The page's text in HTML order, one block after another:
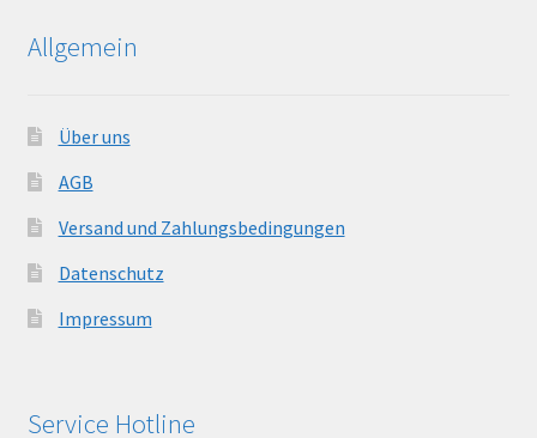
Allgemein
Über uns
AGB
Versand und Zahlungsbedingungen
Datenschutz
Impressum
Service Hotline